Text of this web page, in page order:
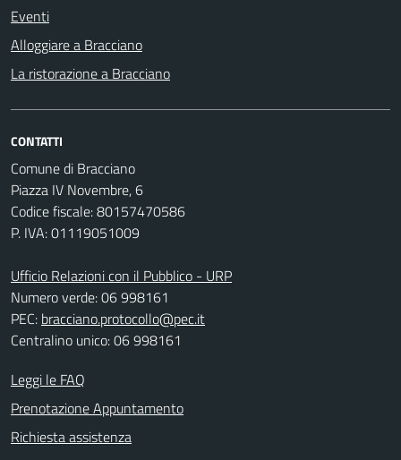
Eventi
Alloggiare a Bracciano
La ristorazione a Bracciano
CONTATTI
Comune di Bracciano
Piazza IV Novembre, 6
Codice fiscale: 80157470586
P. IVA: 01119051009
Ufficio Relazioni con il Pubblico - URP
Numero verde: 06 998161
PEC: bracciano.protocollo@pec.it
Centralino unico: 06 998161
Leggi le FAQ
Prenotazione Appuntamento
Richiesta assistenza